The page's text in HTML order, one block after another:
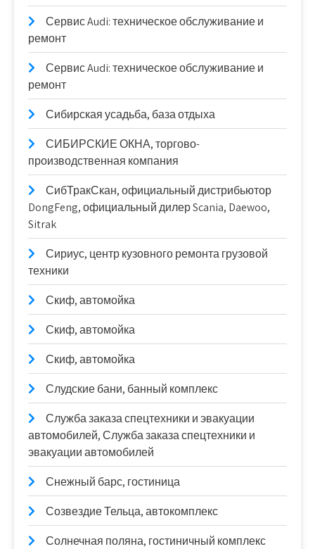
Сервис Audi: техническое обслуживание и
ремонт
Сервис Audi: техническое обслуживание и
ремонт
Сибирская усадьба, база отдыха
СИБИРСКИЕ ОКНА, торгово-
производственная компания
СибТракСкан, официальный дистрибьютор
DongFeng, официальный дилер Scania, Daewoo,
Sitrak
Сириус, центр кузовного ремонта грузовой
техники
Скиф, автомойка
Скиф, автомойка
Скиф, автомойка
Слудские бани, банный комплекс
Служба заказа спецтехники и эвакуации
автомобилей, Служба заказа спецтехники и
эвакуации автомобилей
Снежный барс, гостиница
Созвездие Тельца, автокомплекс
Солнечная поляна, гостиничный комплекс